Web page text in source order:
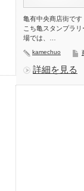
亀有中央商店街で
こち亀スタンプラ
場では、…
kamechuo
詳細を見る